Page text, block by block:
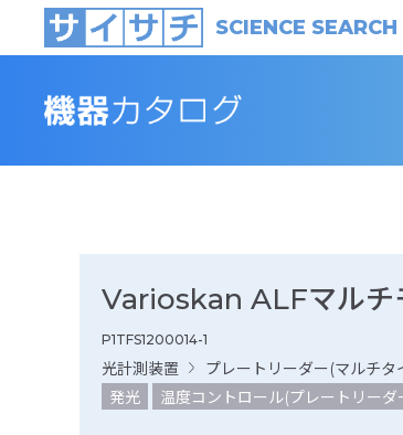
SCIENCE SEARCH
Varioskan ALFマルチ
P1TFS1200014-1
光計測装置
プレートリーダー(マルチタ
発光
温度コントロール(プレートリーダ